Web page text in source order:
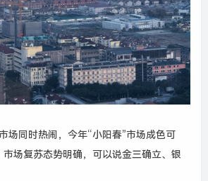
场同时热闹，今年“小阳春”市场成色可
市场复苏态势明确，可以说金三确立、银